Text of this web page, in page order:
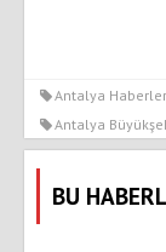
Antalya
Antalya
BU